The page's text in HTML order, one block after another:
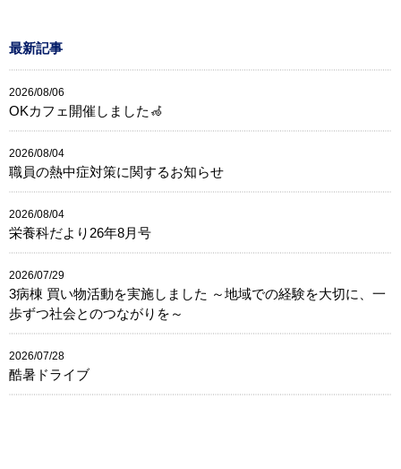
最新記事
2026/08/06
OKカフェ開催しました🦽
2026/08/04
職員の熱中症対策に関するお知らせ
2026/08/04
栄養科だより26年8月号
2026/07/29
3病棟 買い物活動を実施しました ～地域での経験を大切に、一
歩ずつ社会とのつながりを～
2026/07/28
酷暑ドライブ